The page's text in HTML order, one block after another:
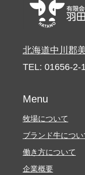
北海道中川郡
TEL: 01656-2-
Menu
牧場について
ブランド牛につい
働き方について
企業概要